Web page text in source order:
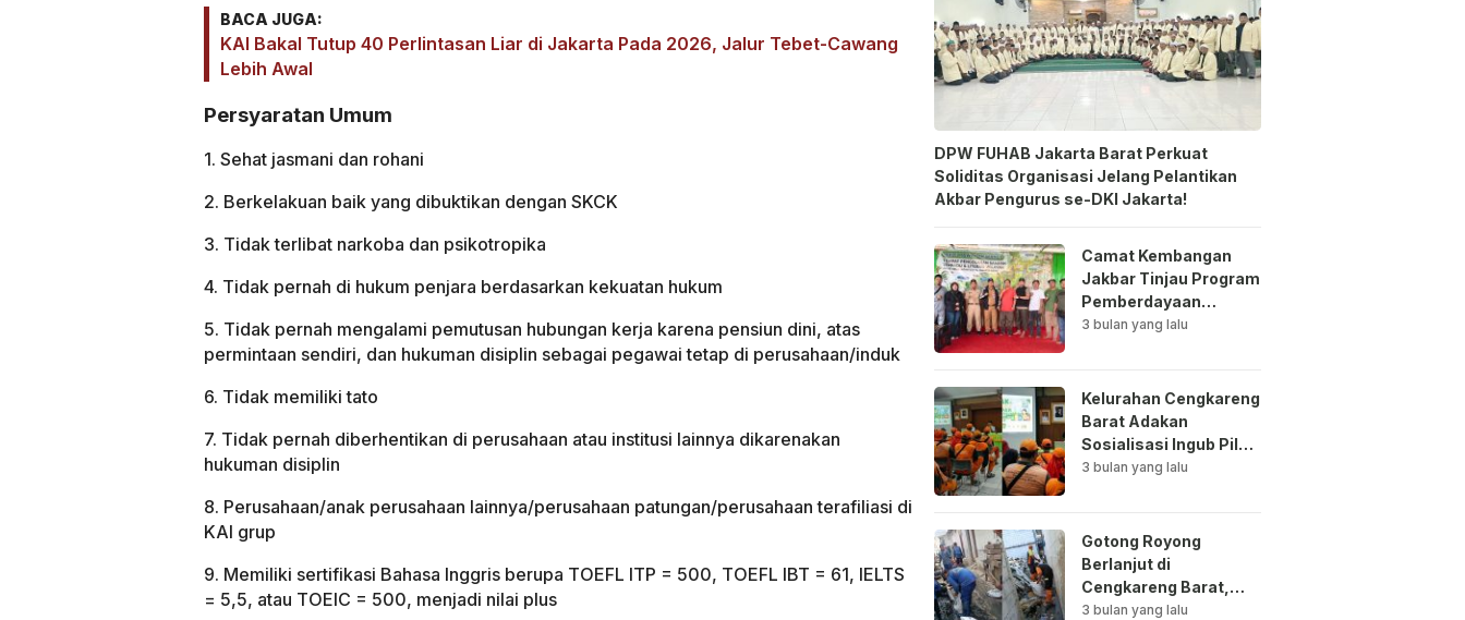
BACA JUGA:
KAI Bakal Tutup 40 Perlintasan Liar di Jakarta Pada 2026, Jalur Tebet-Cawang
Lebih Awal
Persyaratan Umum
1. Sehat jasmani dan rohani
2. Berkelakuan baik yang dibuktikan dengan SKCK
3. Tidak terlibat narkoba dan psikotropika
4. Tidak pernah di hukum penjara berdasarkan kekuatan hukum
5. Tidak pernah mengalami pemutusan hubungan kerja karena pensiun dini, atas
permintaan sendiri, dan hukuman disiplin sebagai pegawai tetap di perusahaan/induk
6. Tidak memiliki tato
7. Tidak pernah diberhentikan di perusahaan atau institusi lainnya dikarenakan
hukuman disiplin
8. Perusahaan/anak perusahaan lainnya/perusahaan patungan/perusahaan terafiliasi di
KAI grup
9. Memiliki sertifikasi Bahasa Inggris berupa TOEFL ITP = 500, TOEFL IBT = 61, IELTS
= 5,5, atau TOEIC = 500, menjadi nilai plus
DPW FUHAB Jakarta Barat Perkuat
Soliditas Organisasi Jelang Pelantikan
Akbar Pengurus se-DKI Jakarta!
Camat Kembangan
Jakbar Tinjau Program
Pemberdayaan
Lingkungan di Bale
3 bulan yang lalu
Kelurahan Cengkareng
Barat Adakan
Sosialisasi Ingub Pilah
Sampah Kepada PPSU
3 bulan yang lalu
Gotong Royong
Berlanjut di
Cengkareng Barat,
Saluran Air
3 bulan yang lalu